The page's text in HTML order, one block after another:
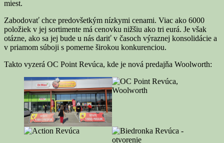
miest.
Zabodovať chce predovšetkým nízkymi cenami. Viac ako 6000
položiek v jej sortimente má cenovku nižšiu ako tri eurá. Je však
otázne, ako sa jej bude u nás dariť v časoch výraznej konsolidácie a
v priamom súboji s pomerne širokou konkurenciou.
Takto vyzerá OC Point Revúca, kde je nová predajňa Woolworth: